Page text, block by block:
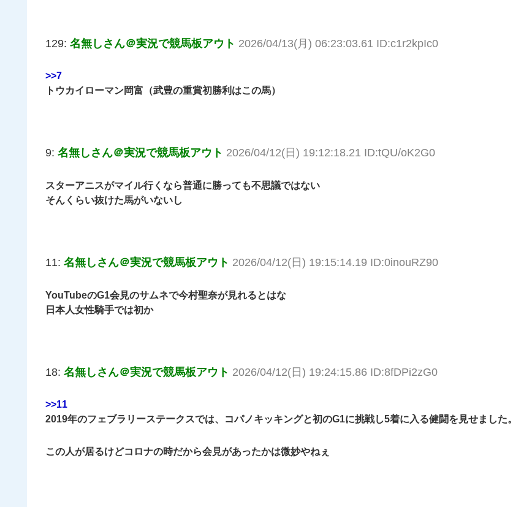
129: 名無しさん＠実況で競馬板アウト 2026/04/13(月) 06:23:03.61 ID:c1r2kpIc0
>>7
トウカイローマン岡富（武豊の重賞初勝利はこの馬）
9: 名無しさん＠実況で競馬板アウト 2026/04/12(日) 19:12:18.21 ID:tQU/oK2G0
スターアニスがマイル行くなら普通に勝っても不思議ではない
そんくらい抜けた馬がいないし
11: 名無しさん＠実況で競馬板アウト 2026/04/12(日) 19:15:14.19 ID:0inouRZ90
YouTubeのG1会見のサムネで今村聖奈が見れるとはな
日本人女性騎手では初か
18: 名無しさん＠実況で競馬板アウト 2026/04/12(日) 19:24:15.86 ID:8fDPi2zG0
>>11
2019年のフェブラリーステークスでは、コパノキッキングと初のG1に挑戦し5着に入る健闘を見せました。
この人が居るけどコロナの時だから会見があったかは微妙やねぇ